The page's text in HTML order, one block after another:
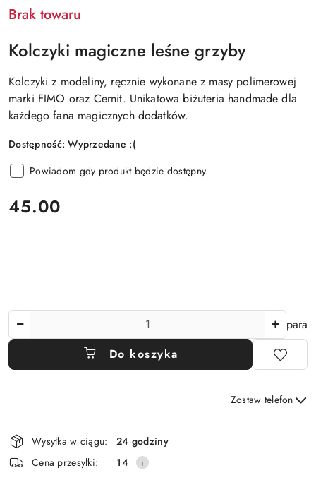
Brak towaru
Kolczyki magiczne leśne grzyby
Kolczyki z modeliny, ręcznie wykonane z masy polimerowej
marki FIMO oraz Cernit. Unikatowa biżuteria handmade dla
każdego fana magicznych dodatków.
Dostępność:Wyprzedane :(
Powiadom gdy produkt będzie dostępny
cena:
45.00
para
Do koszyka
Zostaw telefon
Wyślij
Dostępność
i
dostawa
Wysyłka w ciągu:
24 godziny
Cena przesyłki:
14